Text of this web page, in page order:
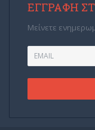
ΕΓΓΡΑΦΉ
Μείνετε